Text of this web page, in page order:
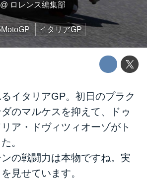
@ ロレンス編集部
イタリアGP
イタリアGP。初日のプラク
のマルケスを抑えて、ドゥ
ア・ドヴィツィオーゾがト
。
ンの戦闘力は本物ですね。実
見せています。